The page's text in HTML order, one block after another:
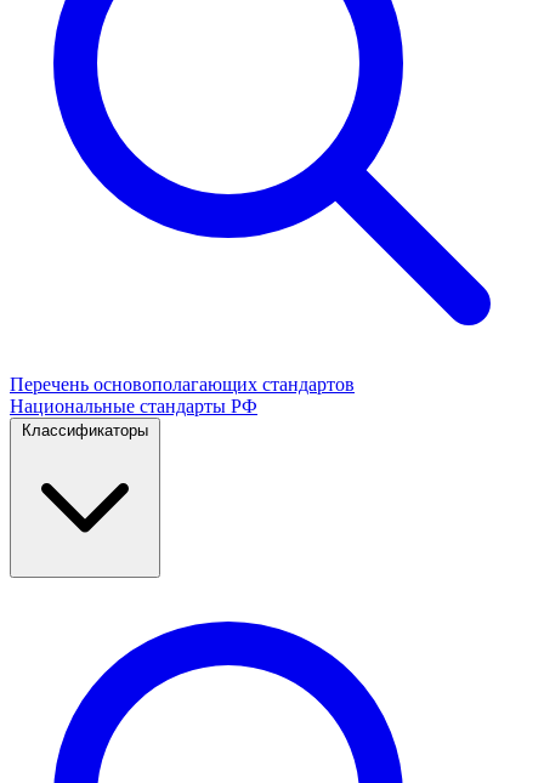
Перечень основополагающих стандартов
Национальные стандарты РФ
Классификаторы